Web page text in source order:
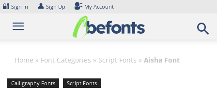
Skip
content
🔐 Sign In 👤 Sign Up My Account
Home » Font Categories » Script Fonts » Aisha Font
Calligraphy Fonts Script Fonts